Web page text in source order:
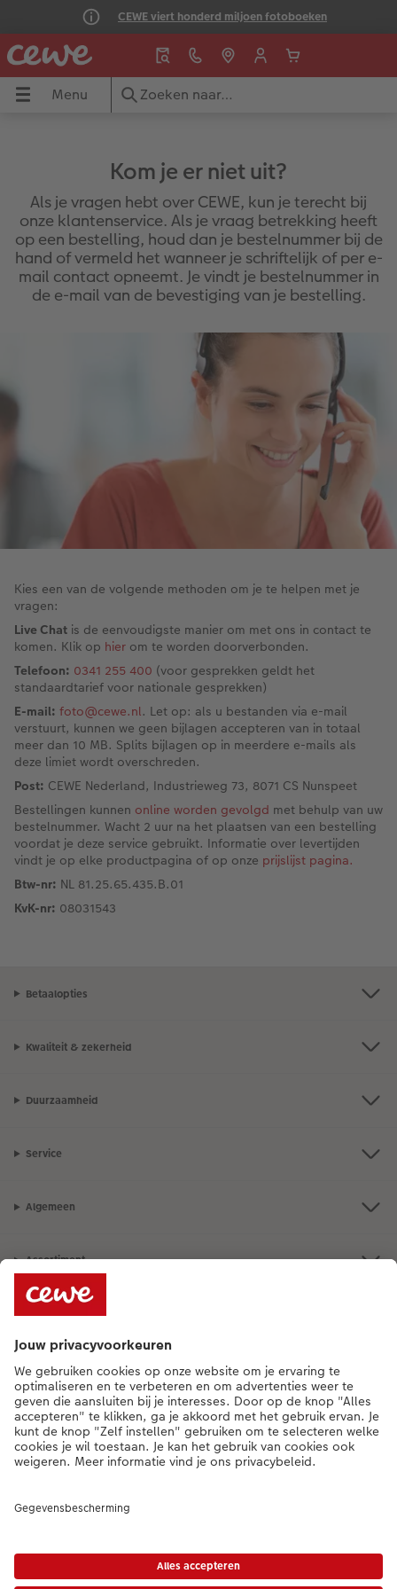
CEWE viert honderd miljoen fotoboeken
Menu
Menu
Fotoboek maken
Large Staand
Large Liggend
Compact Liggend
Compact Vierkant
Kaftsoorten
Mogelijkheden
Reliëfopdruk
Alle extra's
Art Collection
Ontwerpopties
Tips voor fotoboeken
Foto's bestellen
Foto afdrukken 10x15
Fotovergrotingen
Mini retro prints
Fine art prints
Mini prints
Fotosets
Fotostickers
Fotobox
Pasfoto's maken
Fotokiosk
Alle extra's
Alle wanddecoratie
Foto op canvas
Foto op premium poster
Foto op acrylglas
Foto op aluminium
Foto op forex
Foto op hout
Wanddecoratie in lijst
Alle extra's
Wandkalenders
Afsprakenkalenders
Bureaukalenders
Verjaardagskalenders
Om op te schrijven
Met designs
Alle fotocadeaus
Woondecoratie
Puzzels
School & Kantoor
Fotomagneten
Telefoonhoesjes
Art Prints
Cadeautips
Alle wenskaarten
Dubbele kaarten
Ansichtkaarten
Menu- en tafelkaarten
Kaart met insteekfoto
Babykaarten
Verjaardagskaarten
Met reliëfopdruk
Alle inspiratie
Stedentrip
Gezinsvakantie
Huisdieren
Woondecoratietips
CEWE myPhotos
Webinars
Videotutorials
Fotowedstrijden
CEWE Magazine
Tipa Awards
Alle cadeautips
Snel gemaakt
Cadeaus tot €25
Cadeaus voor haar
Cadeaus voor grootouders
Cadeaus voor dieren
Duurzamere cadeaus
Kom je er niet uit?
Als je vragen hebt over CEWE, kun je terecht bij
onze klantenservice. Als je vraag betrekking heeft
op een bestelling, houd dan je bestelnummer bij de
hand of vermeld het wanneer je schriftelijk of per e-
mail contact opneemt. Je vindt je bestelnummer in
de e-mail van de bevestiging van je bestelling.
Kies een van de volgende methoden om je te helpen met je
vragen:
Live Chat is de eenvoudigste manier om met ons in contact te
komen. Klik op hier om te worden doorverbonden.
Telefoon: 0341 255 400 (voor gesprekken geldt het
standaardtarief voor nationale gesprekken)
E-mail: foto@cewe.nl. Let op: als u bestanden via e-mail
verstuurt, kunnen we geen bijlagen accepteren van in totaal
meer dan 10 MB. Splits bijlagen op in meerdere e-mails als
deze limiet wordt overschreden.
Post: CEWE Nederland, Industrieweg 73, 8071 CS Nunspeet
Bestellingen kunnen online worden gevolgd met behulp van uw
bestelnummer. Wacht 2 uur na het plaatsen van een bestelling
voordat je deze service gebruikt. Informatie over levertijden
vindt je op elke productpagina of op onze prijslijst pagina.
Btw-nr: NL 81.25.65.435.B.01
KvK-nr: 08031543
Betaalopties
Kwaliteit & zekerheid
Duurzaamheid
Service
Algemeen
Assortiment
Als je een vraag hebt over een product of bestelling, bel ons dan gerust:
0341-255 400 [ma - vr 9:00 tot 20:00 u | za 9:00 tot 17:00 u | zo 12:00 tot
16:00 u]
NL |BE
verwerkings- en verzendkosten.
|Algemene voorwaarden|Privacy|Imprint|Toegankelijkheid